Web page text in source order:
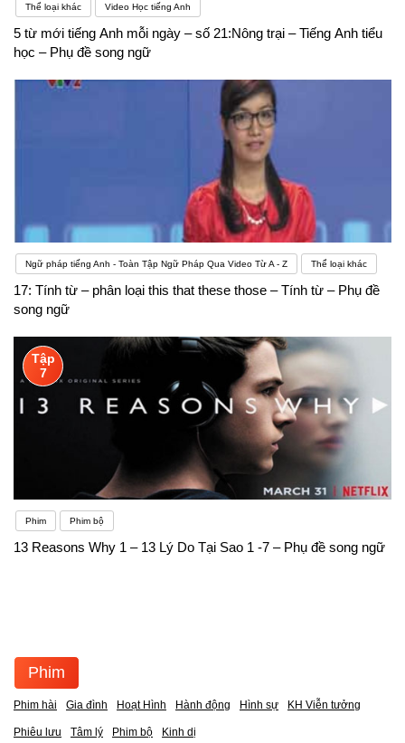
Thể loại khác Video Học tiếng Anh
5 từ mới tiếng Anh mỗi ngày – số 21:Nông trại – Tiếng Anh tiểu
học – Phụ đề song ngữ
Ngữ pháp tiếng Anh - Toàn Tập Ngữ Pháp Qua Video Từ A - Z Thể loại khác
17: Tính từ – phân loại this that these those – Tính từ – Phụ đề
song ngữ
Tập
7
Phim Phim bộ
13 Reasons Why 1 – 13 Lý Do Tại Sao 1 -7 – Phụ đề song ngữ
Phim
Phim hài Gia đình Hoạt Hình Hành động Hình sự KH Viễn tưởng
Phiêu lưu Tâm lý Phim bộ Kinh dị